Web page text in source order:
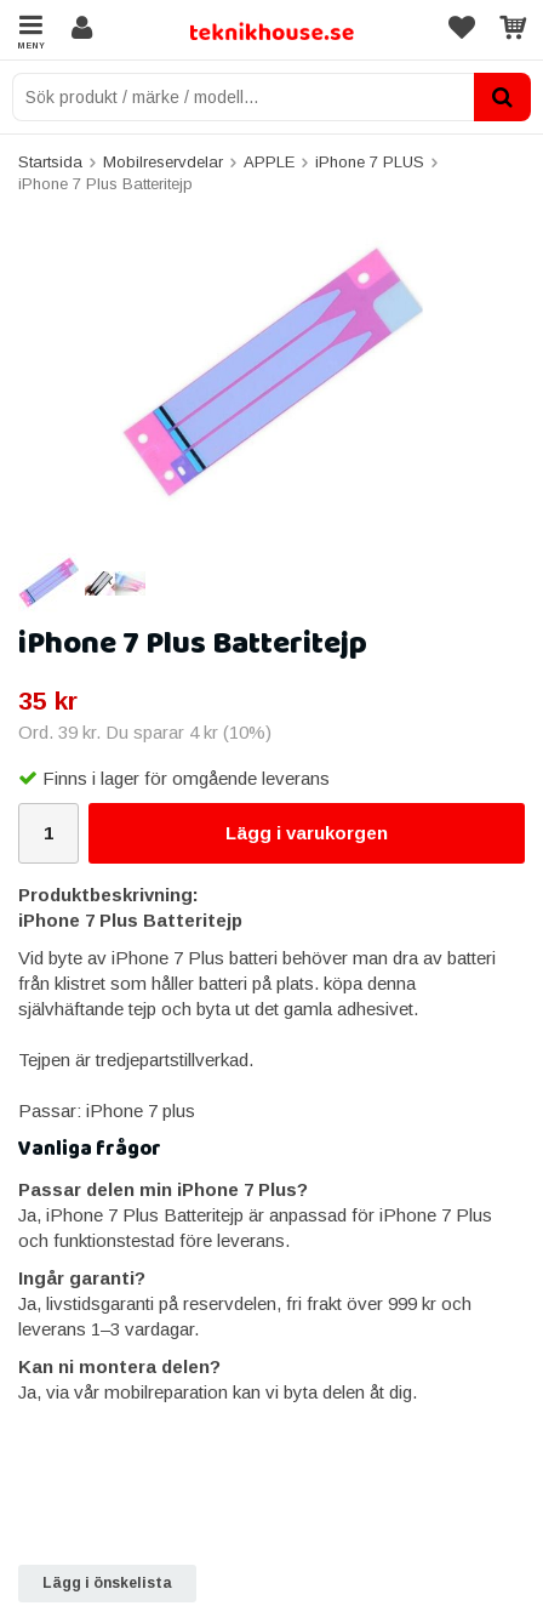
MENY
Startsida Mobilreservdelar APPLE
iPhone 7 PLUS
iPhone 7 Plus Batteritejp
iPhone 7 Plus Batteritejp
35 kr
Ord. 39 kr. Du sparar 4 kr (10%)
Finns i lager för omgående leverans
Lägg i varukorgen
Produktbeskrivning:
iPhone 7 Plus Batteritejp
Vid byte av iPhone 7 Plus batteri behöver man dra av batteri
från klistret som håller batteri på plats. köpa denna
självhäftande tejp och byta ut det gamla adhesivet.
Tejpen är tredjepartstillverkad.
Passar: iPhone 7 plus
Vanliga frågor
Passar delen min iPhone 7 Plus?
Ja, iPhone 7 Plus Batteritejp är anpassad för iPhone 7 Plus
och funktionstestad före leverans.
Ingår garanti?
Ja, livstidsgaranti på reservdelen, fri frakt över 999 kr och
leverans 1–3 vardagar.
Kan ni montera delen?
Ja, via vår mobilreparation kan vi byta delen åt dig.
Lägg i önskelista